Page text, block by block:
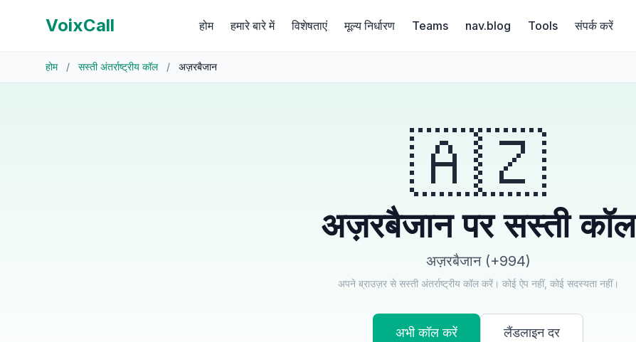
VoixCall होम हमारे बारे में विशेषताएं मूल्य निर्धारण Teams nav.blog Tools संपर्क करें
होम / सस्ती अंतर्राष्ट्रीय कॉल / अज़रबैजान
🇦🇿
अज़रबैजान पर सस्ती कॉल
अज़रबैजान (+994)
अपने ब्राउज़र से सस्ती अंतर्राष्ट्रीय कॉल करें। कोई ऐप नहीं, कोई सदस्यता नहीं।
अभी कॉल करें लैंडलाइन दर